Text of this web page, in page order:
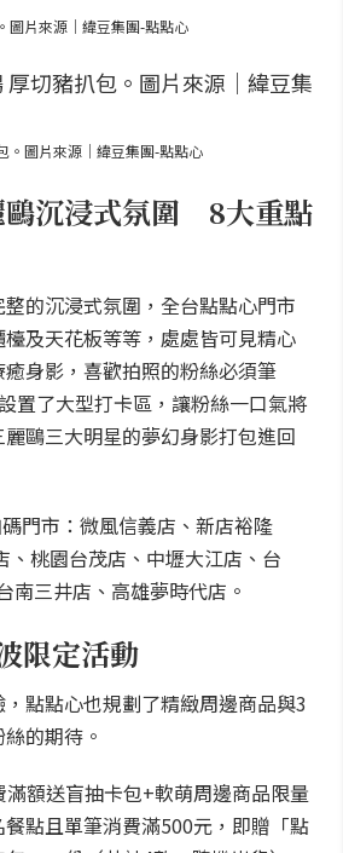
片來源｜緯豆集團-點點心
圖片來源｜緯豆集團-點點心
鷗沉浸式氛圍 8大重點
的沉浸式氛圍，全台點點心門市
及天花板等等，處處皆可見精心
身影，喜歡拍照的粉絲必須筆
置了大型打卡區，讓粉絲一口氣將
鷗三大明星的夢幻身影打包進回
門市：微風信義店、新店裕隆
、桃園台茂店、中壢大江店、台
南三井店、高雄夢時代店。
限定活動
點點心也規劃了精緻周邊商品與3
的期待。
額送盲抽卡包+軟萌周邊商品限量
點且單筆消費滿500元，即贈「點